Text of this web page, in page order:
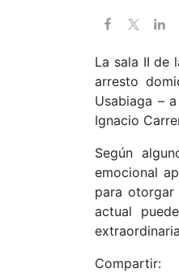
La sala II de
arresto
Usabiaga –
Ignacio
Según
emocional
para
actual
Compartir: